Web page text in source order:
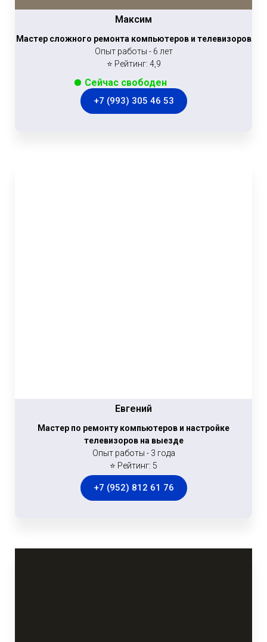
Максим
Мастер сложного ремонта компьютеров и телевизоров
Опыт работы - 6 лет
⭐ Рейтинг: 4,9
Сейчас свободен
+7 (993) 305 46 53
Евгений
Мастер по ремонту компьютеров и настройке
телевизоров на выезде
Опыт работы - 3 года
⭐ Рейтинг: 5
+7 (952) 812 61 76